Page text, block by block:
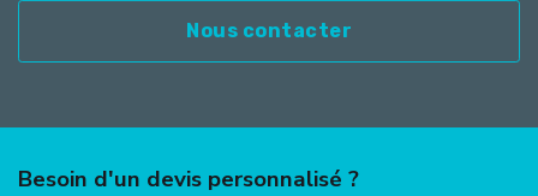
Nous contacter
Besoin d'un devis personnalisé ?